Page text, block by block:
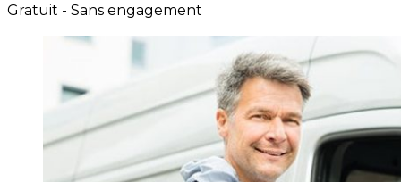
Gratuit - Sans engagement